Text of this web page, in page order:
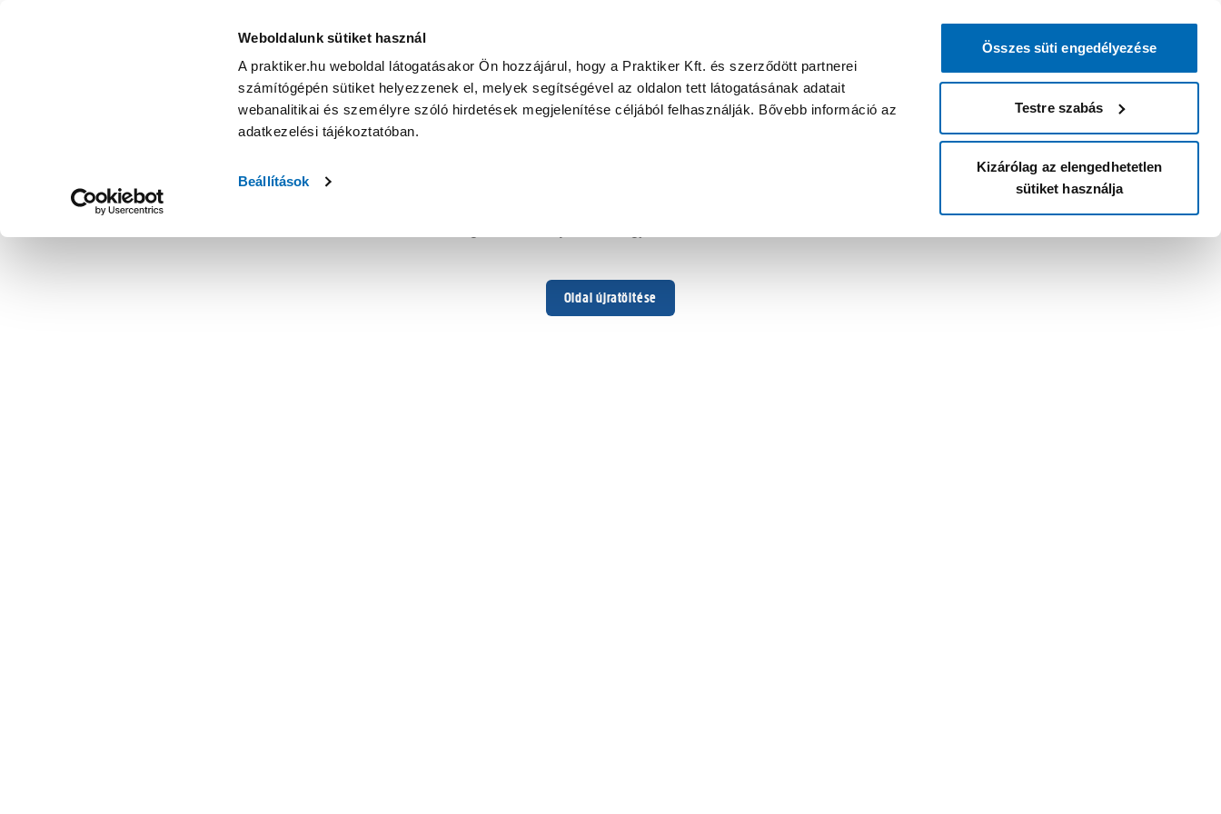
Weboldalunk sütiket használ
A praktiker.hu weboldal látogatásakor Ön hozzájárul, hogy a Praktiker Kft. és szerződött partnerei
számítógépén sütiket helyezzenek el, melyek segítségével az oldalon tett látogatásának adatait
webanalitikai és személyre szóló hirdetések megjelenítése céljából felhasználják. Bővebb információ az
adatkezelési tájékoztatóban.
Beállítások
Összes süti engedélyezése
Testre szabás
Kizárólag az elengedhetetlen
sütiket használja
Oldal újratöltése